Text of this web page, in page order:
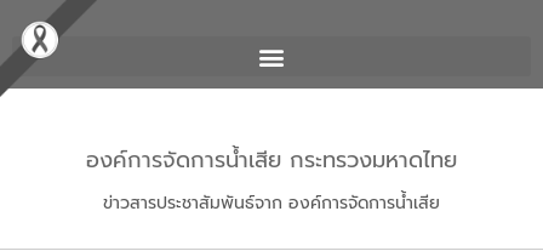
องค์การจัดการน้ำเสีย กระทรวงมหาดไทย
ข่าวสารประชาสัมพันธ์จาก องค์การจัดการน้ำเสีย